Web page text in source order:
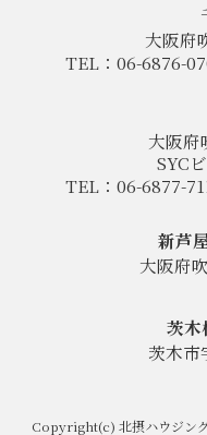
大阪府
TEL：06-6876-
大阪府
SYC
TEL：06-6877-
新芦
大阪府
茨木
茨木市
Copyright(c) 北摂ハウジン